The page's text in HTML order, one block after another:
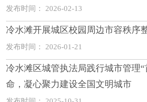
发布时间： 2026-02-13
冷水滩开展城区校园周边市容秩序
发布时间： 2026-01-21
冷水滩区城管执法局践行城市管理“
命，凝心聚力建设全国文明城市